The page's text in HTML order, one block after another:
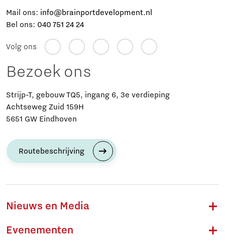
Mail ons: info@brainportdevelopment.nl
Bel ons: 040 751 24 24
Volg ons
Bezoek ons
Strijp-T, gebouw TQ5, ingang 6, 3e verdieping
Achtseweg Zuid 159H
5651 GW Eindhoven
Routebeschrijving
Nieuws en Media
Evenementen